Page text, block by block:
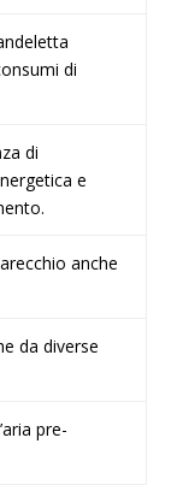
di
di
e
anche
da diverse
pre-